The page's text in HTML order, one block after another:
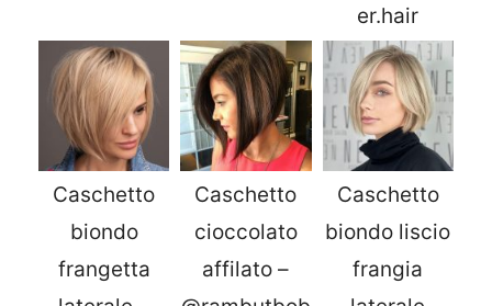
er.hair
Caschetto
biondo
frangetta
Caschetto
cioccolato
affilato –
Caschetto
biondo liscio
frangia